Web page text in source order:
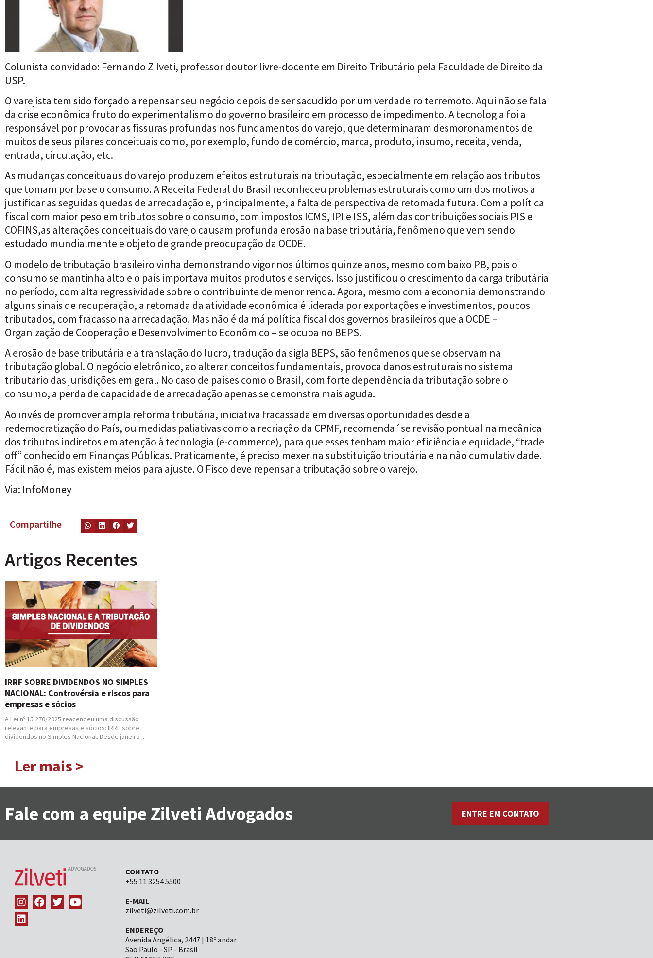
Colunista convidado: Fernando Zilveti, professor doutor livre-docente em Direito Tributário pela Faculdade de Direito da
USP.
O varejista tem sido forçado a repensar seu negócio depois de ser sacudido por um verdadeiro terremoto. Aqui não se fala
da crise econômica fruto do experimentalismo do governo brasileiro em processo de impedimento. A tecnologia foi a
responsável por provocar as fissuras profundas nos fundamentos do varejo, que determinaram desmoronamentos de
muitos de seus pilares conceituais como, por exemplo, fundo de comércio, marca, produto, insumo, receita, venda,
entrada, circulação, etc.
As mudanças conceituaus do varejo produzem efeitos estruturais na tributação, especialmente em relação aos tributos
que tomam por base o consumo. A Receita Federal do Brasil reconheceu problemas estruturais como um dos motivos a
justificar as seguidas quedas de arrecadação e, principalmente, a falta de perspectiva de retomada futura. Com a política
fiscal com maior peso em tributos sobre o consumo, com impostos ICMS, IPI e ISS, além das contribuições sociais PIS e
COFINS,as alterações conceituais do varejo causam profunda erosão na base tributária, fenômeno que vem sendo
estudado mundialmente e objeto de grande preocupação da OCDE.
O modelo de tributação brasileiro vinha demonstrando vigor nos últimos quinze anos, mesmo com baixo PB, pois o
consumo se mantinha alto e o país importava muitos produtos e serviços. Isso justificou o crescimento da carga tributária
no período, com alta regressividade sobre o contribuinte de menor renda. Agora, mesmo com a economia demonstrando
alguns sinais de recuperação, a retomada da atividade econômica é liderada por exportações e investimentos, poucos
tributados, com fracasso na arrecadação. Mas não é da má política fiscal dos governos brasileiros que a OCDE –
Organização de Cooperação e Desenvolvimento Econômico – se ocupa no BEPS.
A erosão de base tributária e a translação do lucro, tradução da sigla BEPS, são fenômenos que se observam na
tributação global. O negócio eletrônico, ao alterar conceitos fundamentais, provoca danos estruturais no sistema
tributário das jurisdições em geral. No caso de países como o Brasil, com forte dependência da tributação sobre o
consumo, a perda de capacidade de arrecadação apenas se demonstra mais aguda.
Ao invés de promover ampla reforma tributária, iniciativa fracassada em diversas oportunidades desde a
redemocratização do País, ou medidas paliativas como a recriação da CPMF, recomenda´se revisão pontual na mecânica
dos tributos indiretos em atenção à tecnologia (e-commerce), para que esses tenham maior eficiência e equidade, “trade
off” conhecido em Finanças Públicas. Praticamente, é preciso mexer na substituição tributária e na não cumulatividade.
Fácil não é, mas existem meios para ajuste. O Fisco deve repensar a tributação sobre o varejo.
Via: InfoMoney
Compartilhe
Artigos Recentes
IRRF SOBRE DIVIDENDOS NO SIMPLES
NACIONAL: Controvérsia e riscos para
empresas e sócios
A Lei nº 15.270/2025 reacendeu uma discussão
relevante para empresas e sócios: IRRF sobre
dividendos no Simples Nacional. Desde janeiro ...
Ler mais >
Fale com a equipe Zilveti Advogados ENTRE EM CONTATO
CONTATO
+55 11 3254 5500
E-MAIL
zilveti@zilveti.com.br
ENDEREÇO
Avenida Angélica, 2447 | 18º andar
São Paulo - SP - Brasil